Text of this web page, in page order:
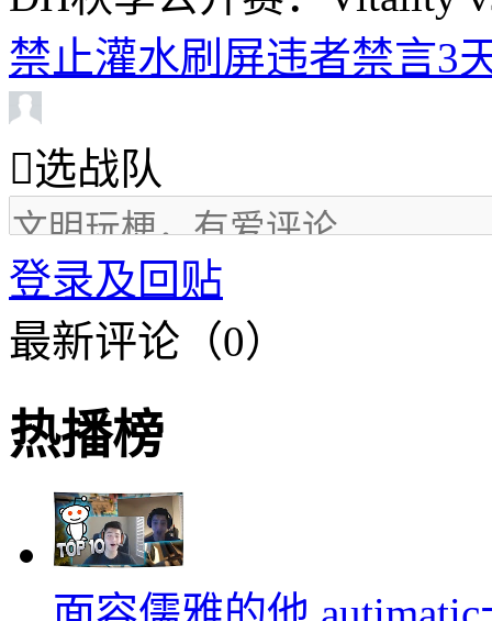
禁止灌水刷屏违者禁言3
选战队
登录及回贴
最新评论（0）
热播榜